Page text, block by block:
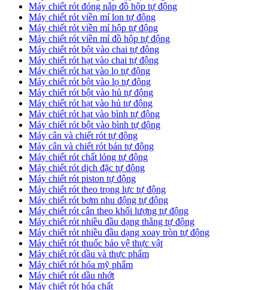
Máy chiết rót đóng nắp đồ hộp tự động
Máy chiết rót viền mí lon tự động
Máy chiết rót viền mí hộp tự động
Máy chiết rót viền mí đồ hộp tự động
Máy chiết rót bột vào chai tự động
Máy chiết rót hạt vào chai tự động
Máy chiết rót hạt vào lọ tự động
Máy chiết rót bột vào lọ tự động
Máy chiết rót bột vào hủ tự động
Máy chiết rót hạt vào hủ tự động
Máy chiết rót hạt vào bình tự động
Máy chiết rót bột vào bình tự động
Máy cân và chiết rót tự động
Máy cân và chiết rót bán tự động
​Máy chiết rót chất lỏng tự động
​Máy chiết rót dịch đặc tự động
Máy chiết rót piston tự động
Máy chiết rót theo trọng lực tự động
​Máy chiết rót bơm nhu động tự động
Máy chiết rót cân theo khối lượng tự động
​Máy chiết rót nhiều đầu dạng thẳng tự động
​Máy chiết rót nhiều đầu dạng xoay tròn tự động
Máy chiết rót thuốc bảo vệ thực vật
Máy chiết rót dầu và thực phẩm
Máy chiết rót hóa mỹ phẩm
Máy chiết rót dầu nhớt
Máy chiết rót hóa chất